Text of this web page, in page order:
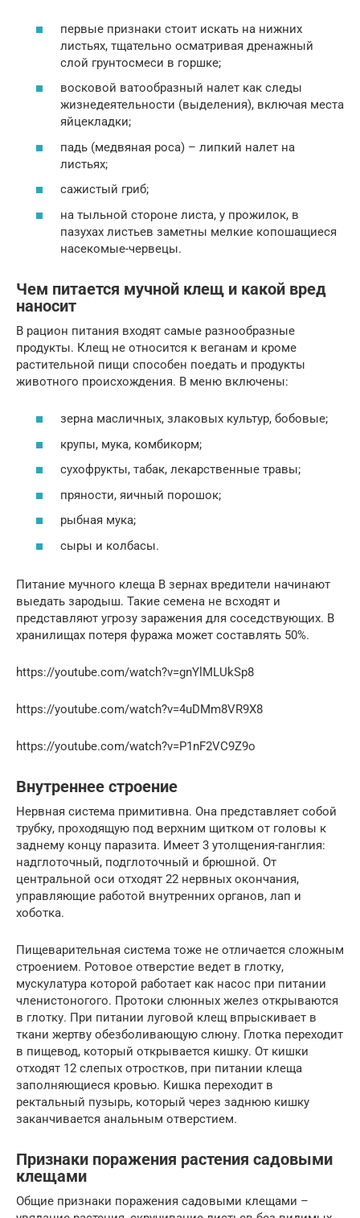
первые признаки стоит искать на нижних
листьях, тщательно осматривая дренажный
слой грунтосмеси в горшке;
восковой ватообразный налет как следы
жизнедеятельности (выделения), включая места
яйцекладки;
падь (медвяная роса) – липкий налет на
листьях;
сажистый гриб;
на тыльной стороне листа, у прожилок, в
пазухах листьев заметны мелкие копошащиеся
насекомые-червецы.
Чем питается мучной клещ и какой вред
наносит
В рацион питания входят самые разнообразные
продукты. Клещ не относится к веганам и кроме
растительной пищи способен поедать и продукты
животного происхождения. В меню включены:
зерна масличных, злаковых культур, бобовые;
крупы, мука, комбикорм;
сухофрукты, табак, лекарственные травы;
пряности, яичный порошок;
рыбная мука;
сыры и колбасы.
Питание мучного клеща В зернах вредители начинают
выедать зародыш. Такие семена не всходят и
представляют угрозу заражения для соседствующих. В
хранилищах потеря фуража может составлять 50%.
https://youtube.com/watch?v=gnYlMLUkSp8
https://youtube.com/watch?v=4uDMm8VR9X8
https://youtube.com/watch?v=P1nF2VC9Z9o
Внутреннее строение
Нервная система примитивна. Она представляет собой
трубку, проходящую под верхним щитком от головы к
заднему концу паразита. Имеет 3 утолщения-ганглия:
надглоточный, подглоточный и брюшной. От
центральной оси отходят 22 нервных окончания,
управляющие работой внутренних органов, лап и
хоботка.
Пищеварительная система тоже не отличается сложным
строением. Ротовое отверстие ведет в глотку,
мускулатура которой работает как насос при питании
членистоногого. Протоки слюнных желез открываются
в глотку. При питании луговой клещ впрыскивает в
ткани жертву обезболивающую слюну. Глотка переходит
в пищевод, который открывается кишку. От кишки
отходят 12 слепых отростков, при питании клеща
заполняющиеся кровью. Кишка переходит в
ректальный пузырь, который через заднюю кишку
заканчивается анальным отверстием.
Признаки поражения растения садовыми
клещами
Общие признаки поражения садовыми клещами –